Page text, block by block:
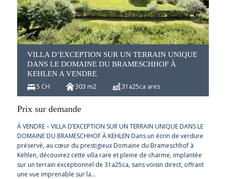
VILLA D’EXCEPTION SUR UN TERRAIN UNIQUE
DANS LE DOMAINE DU BRAMESCHHOF À
KEHLEN A VENDRE
5 CH 303 m2 31a25ca ares
Prix sur demande
À VENDRE – VILLA D’EXCEPTION SUR UN TERRAIN UNIQUE DANS LE
DOMAINE DU BRAMESCHHOF À KEHLEN Dans un écrin de verdure
préservé, au cœur du prestigieux Domaine du Brameschhof à
Kehlen, découvrez cette villa rare et pleine de charme, implantée
sur un terrain exceptionnel de 31a25ca, sans voisin direct, offrant
une vue imprenable sur la…